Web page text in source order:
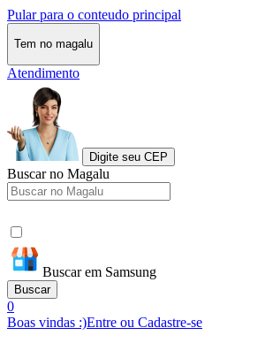
Pular para o conteudo principal
Tem no magalu
Atendimento
Digite seu CEP
Buscar no Magalu
Buscar em Samsung
Buscar
0
Boas vindas :)Entre ou Cadastre-se